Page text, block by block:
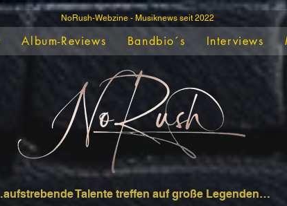
NoRush-Webzine - Musiknews seit 2022
Album-Reviews Bandbio´s Interviews
Talente treffen auf große Legenden…